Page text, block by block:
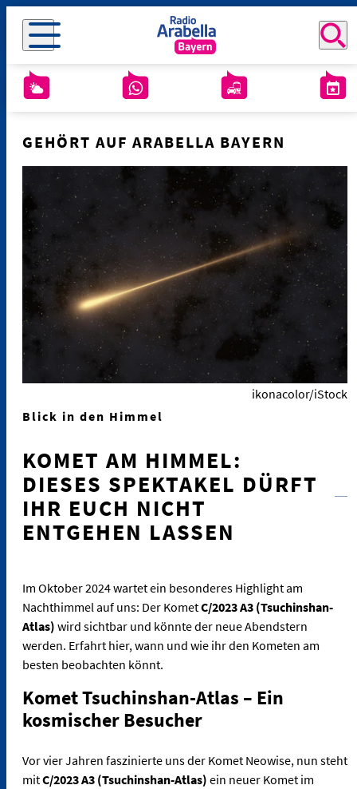
GEHÖRT AUF ARABELLA BAYERN
ikonacolor/iStock
Blick in den Himmel
KOMET AM HIMMEL:
DIESES SPEKTAKEL DÜRFT
IHR EUCH NICHT
ENTGEHEN LASSEN
Im Oktober 2024 wartet ein besonderes Highlight am
Nachthimmel auf uns: Der KometC/2023 A3 (Tsuchinshan-
Atlas) wird sichtbar und könnte der neue Abendstern
werden. Erfahrt hier, wann und wie ihr den Kometen am
besten beobachten könnt.
Komet Tsuchinshan-Atlas – Ein
kosmischer Besucher
Vor vier Jahren faszinierte uns der Komet Neowise, nun steht
mitC/2023 A3 (Tsuchinshan-Atlas) ein neuer Komet im